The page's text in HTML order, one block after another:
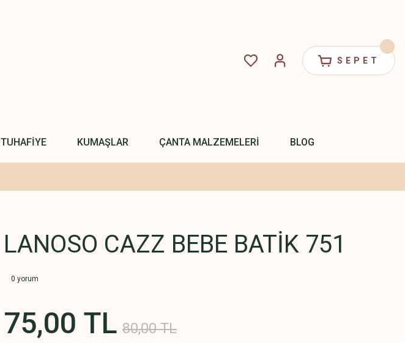
SEPET
TUHAFİYE KUMAŞLAR ÇANTA MALZEMELERİ BLOG
LANOSO CAZZ BEBE BATİK 751
0 yorum
75,00 TL 80,00 TL